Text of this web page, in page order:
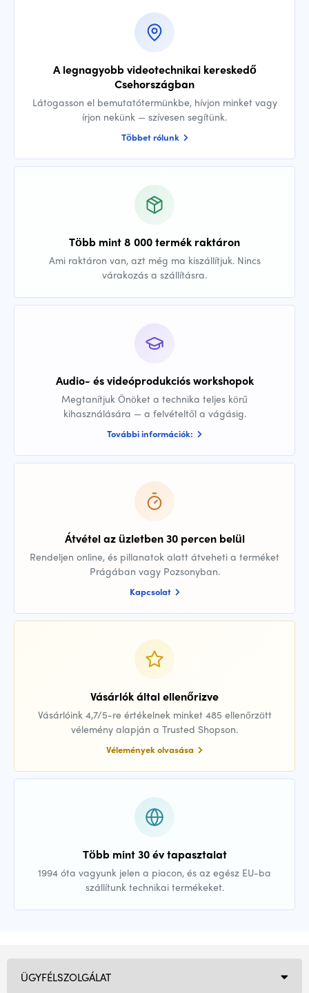
A legnagyobb videotechnikai kereskedő
Csehországban
Látogasson el bemutatótermünkbe, hívjon minket vagy
írjon nekünk — szívesen segítünk.
Többet rólunk
Több mint 8 000 termék raktáron
Ami raktáron van, azt még ma kiszállítjuk. Nincs
várakozás a szállításra.
Audio- és videóprodukciós workshopok
Megtanítjuk Önöket a technika teljes körű
kihasználására — a felvételtől a vágásig.
További információk:
Átvétel az üzletben 30 percen belül
Rendeljen online, és pillanatok alatt átveheti a terméket
Prágában vagy Pozsonyban.
Kapcsolat
Vásárlók által ellenőrizve
Vásárlóink 4,7/5-re értékelnek minket 485 ellenőrzött
vélemény alapján a Trusted Shopson.
Vélemények olvasása
Több mint 30 év tapasztalat
1994 óta vagyunk jelen a piacon, és az egész EU-ba
szállítunk technikai termékeket.
ÜGYFÉLSZOLGÁLAT